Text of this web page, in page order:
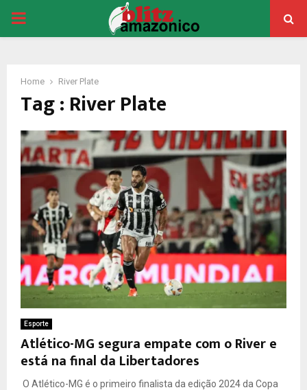
PRIMARY
Home River Plate
Tag : River Plate
Esporte
Atlético-MG segura empate com o River e
está na final da Libertadores
O Atlético-MG é o primeiro finalista da edição 2024 da Copa